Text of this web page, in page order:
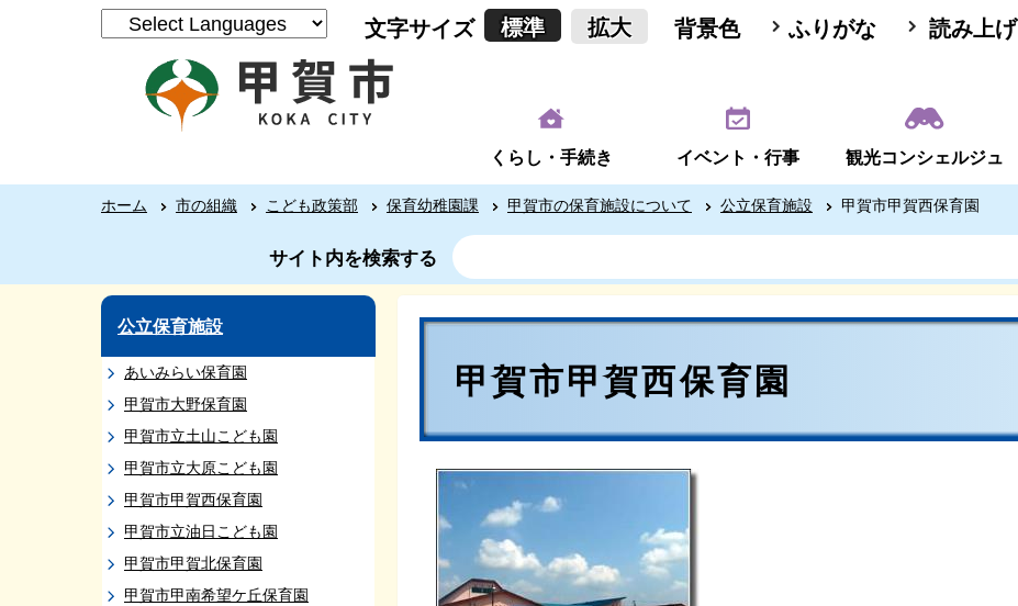
文字サイズ 標準 拡大 背景色 ふりがな 読み上げ
くらし・手続き イベント・行事 観光コンシェルジュ
ホーム 市の組織 こども政策部 保育幼稚園課 甲賀市の保育施設について 公立保育施設 甲賀市甲賀西保育園
サイト内を検索する
公立保育施設
あいみらい保育園
甲賀市大野保育園
甲賀市立土山こども園
甲賀市立大原こども園
甲賀市甲賀西保育園
甲賀市立油日こども園
甲賀市甲賀北保育園
甲賀市甲南希望ケ丘保育園
甲賀市甲賀西保育園